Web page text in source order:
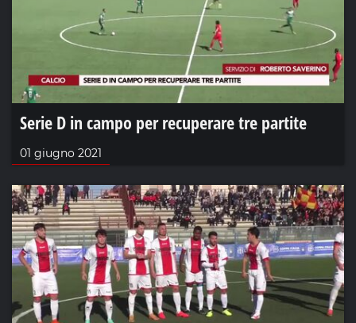
Serie D in campo per recuperare tre partite
01 giugno 2021